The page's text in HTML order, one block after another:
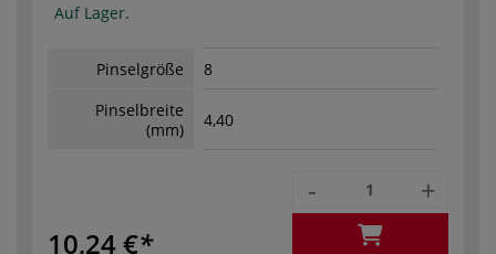
Auf Lager.
Pinselgröße
8
Pinselbreite
(mm)
4,40
10,24 €
- +